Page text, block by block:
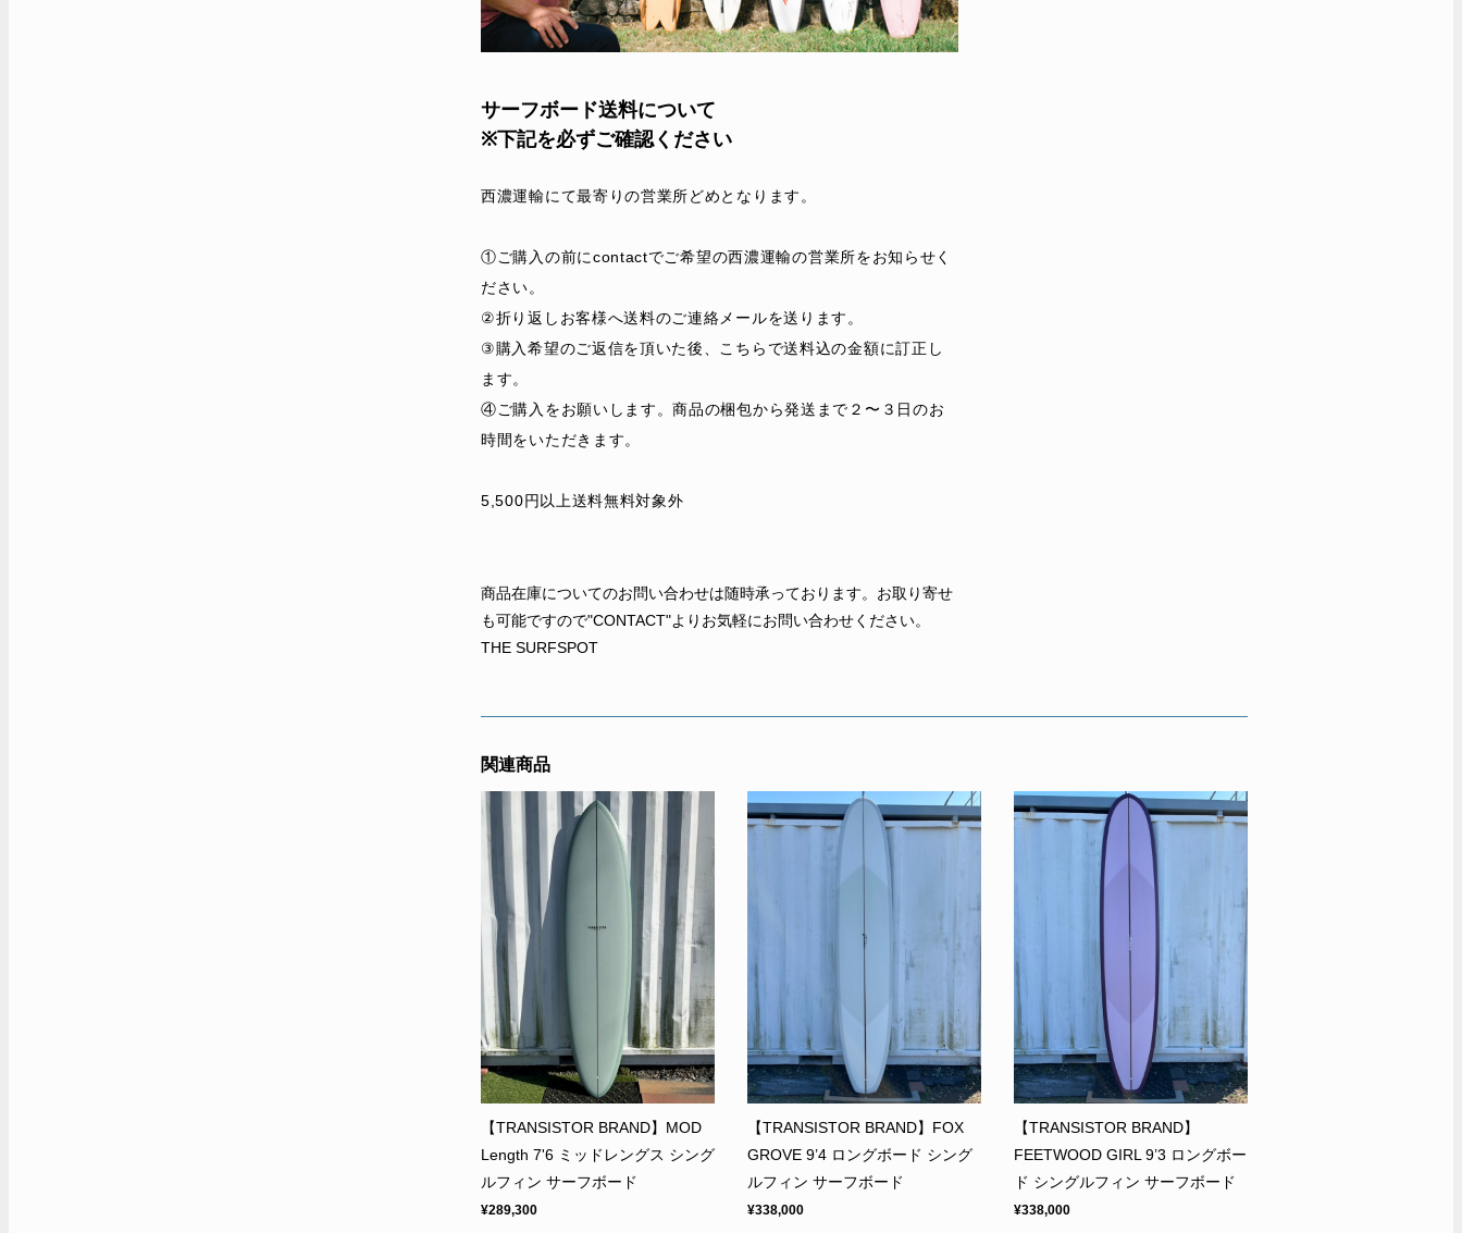
サーフボード送料について
※下記を必ずご確認ください
西濃運輸にて最寄りの営業所どめとなります。
①ご購入の前にcontactでご希望の西濃運輸の営業所をお知らせく
ださい。
②折り返しお客様へ送料のご連絡メールを送ります。
③購入希望のご返信を頂いた後、こちらで送料込の金額に訂正し
ます。
④ご購入をお願いします。商品の梱包から発送まで２〜３日のお
時間をいただきます。
5,500円以上送料無料対象外
商品在庫についてのお問い合わせは随時承っております。お取り寄せ
も可能ですので"CONTACT"よりお気軽にお問い合わせください。
THE SURFSPOT
関連商品
【TRANSISTOR BRAND】MOD
Length 7'6 ミッドレングス シング
ルフィン サーフボード
¥289,300
【TRANSISTOR BRAND】FOX
GROVE 9’4 ロングボード シング
ルフィン サーフボード
¥338,000
【TRANSISTOR BRAND】
FEETWOOD GIRL 9’3 ロングボー
ド シングルフィン サーフボード
¥338,000